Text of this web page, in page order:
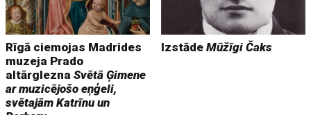
Rīgā ciemojas Madrides
muzeja Prado
altārgleznaSvētā Ģimene
ar muzicējošo eņģeli,
svētajām Katrīnu un
IzstādeMūžīgi Čaks